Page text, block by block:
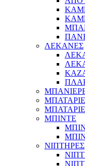
ΛΕΚΑΝΕΣ
ΜΠΙΝΤΕ
ΝΙΠΤΗΡΕΣ